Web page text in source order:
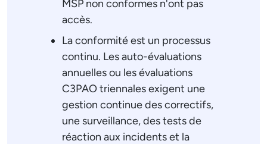
MSP non conformes n'ont pas
accès.
La conformité est un processus
continu. Les auto-évaluations
annuelles ou les évaluations
C3PAO triennales exigent une
gestion continue des correctifs,
une surveillance, des tests de
réaction aux incidents et la